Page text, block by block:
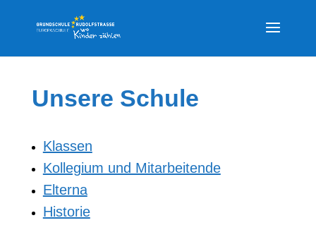
Unsere Schule
Klassen
Kollegium und Mitarbeitende
Elterna
Historie